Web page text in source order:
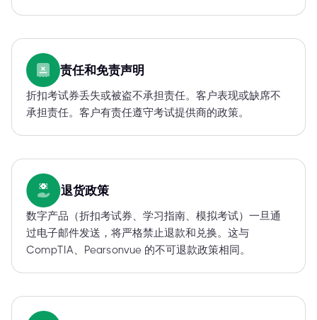
责任和免责声明
折扣考试券丢失或被盗不承担责任。客户表现或缺席不
承担责任。客户有责任遵守考试提供商的政策。
退货政策
数字产品（折扣考试券、学习指南、模拟考试）一旦通
过电子邮件发送，将严格禁止退款和兑换。这与
CompTIA、Pearsonvue 的不可退款政策相同。